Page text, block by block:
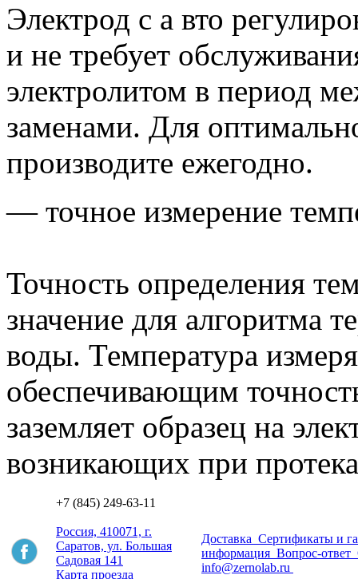
Электрод с а вто
и не требует
электролитом в период
заменами. Для
производите ежегодно.
— точное измерение
Точность определения
значение для алгоритма
воды. Температура
обеспечивающим
заземляет образец на
возникающих при
+7 (845) 249-63-11
Россия, 410071, г.
Саратов, ул. Большая
Садовая 141
Карта проезда
Доставка Сертификаты и
информация Вопрос-ответ
info@zernolab.ru